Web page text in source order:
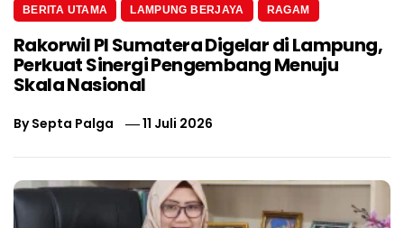
BERITA UTAMA LAMPUNG BERJAYA RAGAM
Rakorwil PI Sumatera Digelar di Lampung,
Perkuat Sinergi Pengembang Menuju
Skala Nasional
BySepta Palga 11 Juli 2026